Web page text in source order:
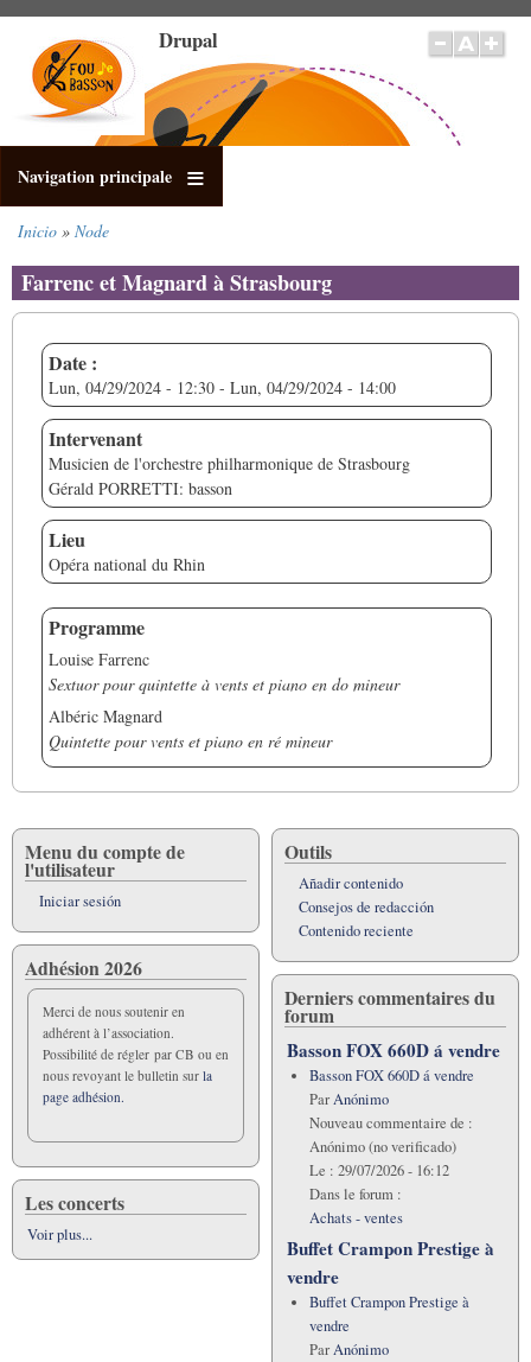
contenido
principal
Drupal
Navigation principale
enlaces
de
navegación
Inicio Node
Farrenc et Magnard à Strasbourg
Date :
Lun, 04/29/2024 - 12:30 - Lun, 04/29/2024 - 14:00
Intervenant
Musicien de l'orchestre philharmonique de Strasbourg
Gérald PORRETTI: basson
Lieu
Opéra national du Rhin
Programme
Louise Farrenc
Sextuor pour quintette à vents et piano en do mineur
Albéric Magnard
Quintette pour vents et piano en ré mineur
Menu du compte de
l'utilisateur
Iniciar sesión
Adhésion 2026
Merci de nous soutenir en
adhérent à l’association.
Possibilité de régler par CB ou en
nous revoyant le bulletin sur la
page adhésion.
Les concerts
Voir plus...
Outils
Añadir contenido
Consejos de redacción
Contenido reciente
Derniers commentaires du
forum
Basson FOX 660D á vendre
Basson FOX 660D á vendre
ParAnónimo
Nouveau commentaire de :
Anónimo (no verificado)
Le : 29/07/2026 - 16:12
Dans le forum :
Achats - ventes
Buffet Crampon Prestige à
vendre
Buffet Crampon Prestige à
vendre
ParAnónimo